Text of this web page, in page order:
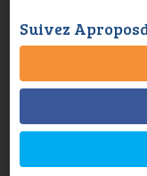
Suivez